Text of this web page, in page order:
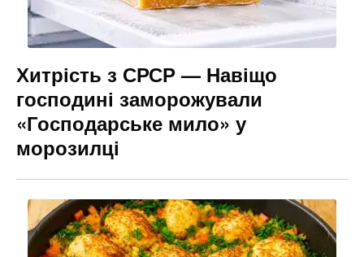
Хитрість з СРСР — Навіщо
господині заморожували
«Господарське мило» у
морозилці